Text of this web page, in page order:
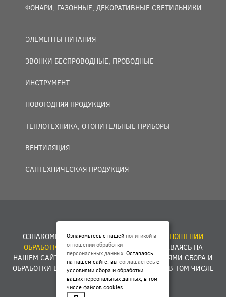
ФОНАРИ, ГАЗОННЫЕ, ДЕКОРАТИВНЫЕ СВЕТИЛЬНИКИ
ЭЛЕМЕНТЫ ПИТАНИЯ
ЗВОНКИ БЕСПРОВОДНЫЕ, ПРОВОДНЫЕ
ИНСТРУМЕНТ
НОВОГОДНЯЯ ПРОДУКЦИЯ
ТЕПЛОТЕХНИКА, ОТОПИТЕЛЬНЫЕ ПРИБОРЫ
ВЕНТИЛЯЦИЯ
САНТЕХНИЧЕСКАЯ ПРОДУКЦИЯ
ОЗНАКОМЬТЕСЬ С НАШЕЙПОЛИТИКОЙ В ОТНОШЕНИИ
ОБРАБОТКИ ПЕРСОНАЛЬНЫХ ДАННЫХ
. ОСТАВАЯСЬ НА
НАШЕМ САЙТЕ, ВЫСОГЛАШАЕТЕСЬС УСЛОВИЯМИ СБОРА И
ОБРАБОТКИ ВАШИХ ПЕРСОНАЛЬНЫХ ДАННЫХ, В ТОМ ЧИСЛЕ
ФАЙЛОВ COOKIES.
Ознакомьтесь с нашей политикой в
отношении обработки
персональных данных. Оставаясь
на нашем сайте, вы соглашаетесь с
условиями сбора и обработки
ваших персональных данных, в том
числе файлов cookies.